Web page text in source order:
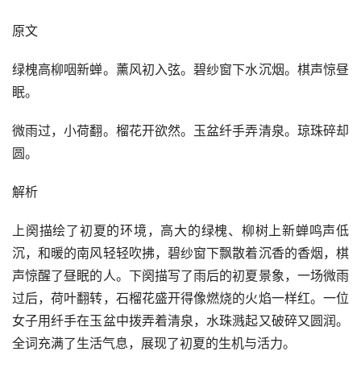
原文
绿槐高柳咽新蝉。薰风初入弦。碧纱窗下水沉烟。棋声惊昼
眠。
微雨过，小荷翻。榴花开欲然。玉盆纤手弄清泉。琼珠碎却
圆。
解析
上阕描绘了初夏的环境，高大的绿槐、柳树上新蝉鸣声低
沉，和暖的南风轻轻吹拂，碧纱窗下飘散着沉香的香烟，棋
声惊醒了昼眠的人。下阕描写了雨后的初夏景象，一场微雨
过后，荷叶翻转，石榴花盛开得像燃烧的火焰一样红。一位
女子用纤手在玉盆中拨弄着清泉，水珠溅起又破碎又圆润。
全词充满了生活气息，展现了初夏的生机与活力。